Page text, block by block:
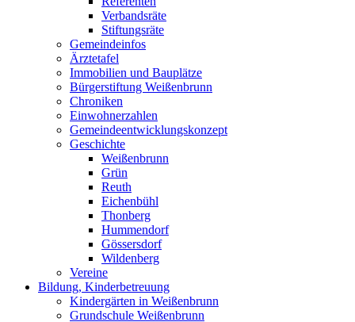
Verbandsräte
Stiftungsräte
Gemeindeinfos
Ärztetafel
Immobilien und Bauplätze
Bürgerstiftung Weißenbrunn
Chroniken
Einwohnerzahlen
Gemeindeentwicklungskonzept
Geschichte
Weißenbrunn
Grün
Reuth
Eichenbühl
Thonberg
Hummendorf
Gössersdorf
Wildenberg
Vereine
Bildung, Kinderbetreuung
Kindergärten in Weißenbrunn
Grundschule Weißenbrunn